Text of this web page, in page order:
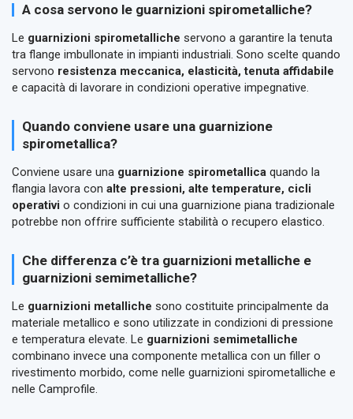
A cosa servono le guarnizioni spirometalliche?
Le guarnizioni spirometalliche servono a garantire la tenuta
tra flange imbullonate in impianti industriali. Sono scelte quando
servono resistenza meccanica, elasticità, tenuta affidabile
e capacità di lavorare in condizioni operative impegnative.
Quando conviene usare una guarnizione
spirometallica?
Conviene usare una guarnizione spirometallica quando la
flangia lavora con alte pressioni, alte temperature, cicli
operativi o condizioni in cui una guarnizione piana tradizionale
potrebbe non offrire sufficiente stabilità o recupero elastico.
Che differenza c’è tra guarnizioni metalliche e
guarnizioni semimetalliche?
Le guarnizioni metalliche sono costituite principalmente da
materiale metallico e sono utilizzate in condizioni di pressione
e temperatura elevate. Le guarnizioni semimetalliche
combinano invece una componente metallica con un filler o
rivestimento morbido, come nelle guarnizioni spirometalliche e
nelle Camprofile.